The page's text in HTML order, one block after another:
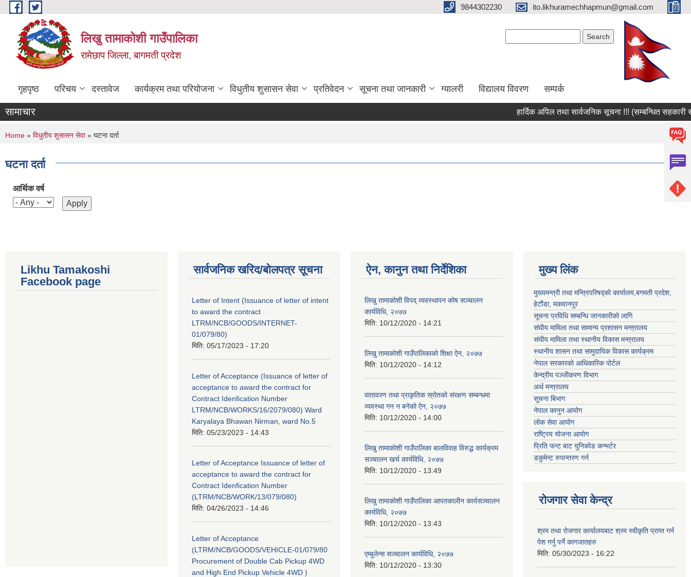
Skip to main content 9844302230 ito.likhuramechhapmun@gmail.com
लिखु तामाकोशी गाउँपालिका
रामेछाप जिल्ला, बागमती प्रदेश
गृहपृष्ठ परिचय दस्तावेज कार्यक्रम तथा परियोजना विधुतीय शुसासन सेवा प्रतिवेदन सूचना तथा जानकारी ग्यालरी विद्यालय विवरण सम्पर्क
सामाचार हार्दिक अपिल तथा सार्वजनिक सूचना !!! (सम्बन्धित सहकारी
You are here
Home » विधुतीय शुसासन सेवा» घटना दर्ता
घटना दर्ता
आर्थिक वर्ष
Likhu Tamakoshi
Facebook page
सार्वजनिक खरिद/बोलपत्र सूचना
Letter of Intent (Issuance of letter of intent
to award the contract
LTRM/NCB/GOODS/INTERNET-
01/079/80)
मिति: 05/17/2023 - 17:20
Letter of Acceptance (Issuance of letter of
acceptance to award the contract for
Contract Idenfication Number
LTRM/NCB/WORKS/16/2079/080) Ward
Karyalaya Bhawan Nirman, ward No.5
मिति: 05/23/2023 - 14:43
Letter of Acceptance Issuance of letter of
acceptance to award the contract for
Contract Idenfication Number
(LTRM/NCB/WORK/13/079/080)
मिति: 04/26/2023 - 14:46
Letter of Acceptance
(LTRM/NCB/GOODS/VEHICLE-01/079/80
Procurement of Double Cab Pickup 4WD
and High End Pickup Vehicle 4WD )
ऐन, कानुन तथा निर्देशिका
लिखु तामाकोशी विपद् व्यवस्थापन कोष सञ्चालन
कार्यविधि, २०७७
मिति: 10/12/2020 - 14:21
लिखु तामाकोशी गाउँपालिकाको शिक्षा ऐन, २०७७
मिति: 10/12/2020 - 14:12
वातावरण तथा प्राकृतिक स्रोतको संरक्षण सम्बन्धमा
व्यवस्था गन न बनेको ऐन, २०७७
मिति: 10/12/2020 - 14:00
लिखु तामाकोशी गाउँपालिका बालविवाह विरुद्ध कार्यक्रम
सञ्चालन खर्च कार्यविधि, २०७७
मिति: 10/12/2020 - 13:49
लिखु तामाकोशी गाउँपालिका आपतकालीन कार्यसञ्चालन
कार्यविधि, २०७७
मिति: 10/12/2020 - 13:43
एम्बुलेन्स सञ्चालन कार्यविधि, २०७७
मिति: 10/12/2020 - 13:30
मुख्य लिंक
मुख्यमन्त्री तथा मन्त्रिपरिषद्को कार्यालय,बगमती प्रदेश,
हेटौंडा, मकवानपुर
सूचना प्रविधि सम्बन्धि जानकारीको लागि
संघीय मामिला तथा सामान्य प्रशासन मन्त्रालय
संघीय मामिला तथा स्थानीय विकास मन्त्रालय
स्थानीय शासन तथा सामुदायिक विकास कार्यक्रम
नेपाल सरकारको आधिकारिक पोर्टल
केन्द्रीय पञ्जीकरण विभाग
अर्थ मन्त्रालय
सूचना बिभाग
नेपाल कानुन आयोग
लोक सेवा आयोग
राष्ट्रिय योजना आयोग
प्रिति फन्ट बाट युनिकोड कन्भर्टर
डकुमेन्ट रुपान्तरण गर्न
रोजगार सेवा केन्द्र
श्रम तथा रोजगार कार्यालयबाट श्रम स्वीकृति प्राप्त गर्न
पेश गर्नु पर्ने कागजातहरु
मिति: 05/30/2023 - 16:22